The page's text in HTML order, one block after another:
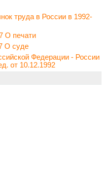
труда в России в 1992-
О печати
О суде
Федерации - России
от 10.12.1992